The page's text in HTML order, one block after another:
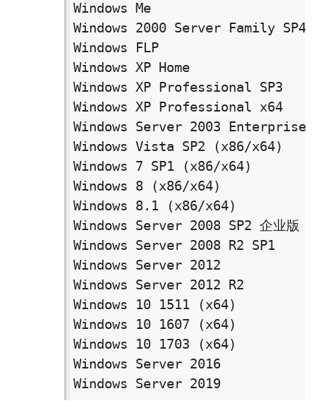
Windows Me
Windows 2000 Server Family SP4
Windows FLP
Windows XP Home
Windows XP Professional SP3
Windows XP Professional x64
Windows Server 2003
Windows Vista SP2 (x86/x64)
Windows 7 SP1 (x86/x64)
Windows 8 (x86/x64)
Windows 8.1 (x86/x64)
Windows Server 2008 SP2 企业版
Windows Server 2008 R2 SP1
Windows Server 2012
Windows Server 2012 R2
Windows 10 1511 (x64)
Windows 10 1607 (x64)
Windows 10 1703 (x64)
Windows Server 2016
Windows Server 2019